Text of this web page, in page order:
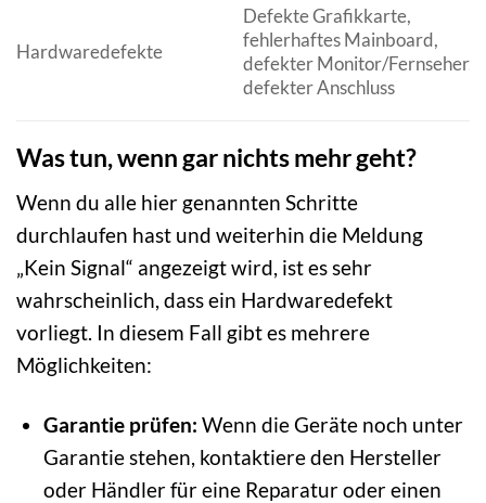
Hardwaredefekte
Defekte Grafikkarte,
fehlerhaftes Mainboard,
defekter Monitor/Fernseher,
defekter Anschluss
Was tun, wenn gar nichts mehr geht?
Wenn du alle hier genannten Schritte
durchlaufen hast und weiterhin die Meldung
„Kein Signal“ angezeigt wird, ist es sehr
wahrscheinlich, dass ein Hardwaredefekt
vorliegt. In diesem Fall gibt es mehrere
Möglichkeiten:
Garantie prüfen: Wenn die Geräte noch unter
Garantie stehen, kontaktiere den Hersteller
oder Händler für eine Reparatur oder einen